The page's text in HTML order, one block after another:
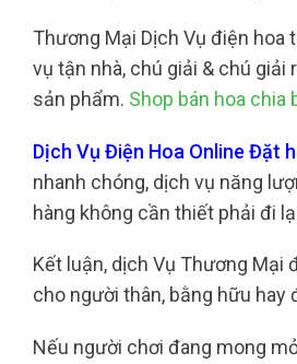
Thương Mại Dịch Vụ điện
vụ tận nhà, chú giải & chú
sản phẩm. Shop bán hoa chia
Dịch Vụ Điện Hoa Online Đặt
nhanh chóng, dịch vụ năng
hàng không cần thiết phải đi
Kết luận, dịch Vụ Thương Mại
cho người thân, bằng hữu hay
Nếu người chơi đang mong